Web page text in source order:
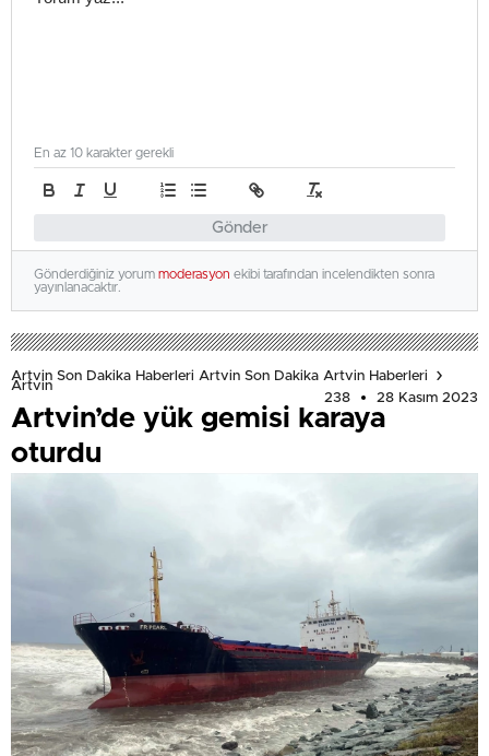
Gönder
En az 10 karakter gerekli
Gönderdiğiniz yorum moderasyon ekibi tarafından incelendikten sonra
yayınlanacaktır.
Artvin Son Dakika Haberleri Artvin Son Dakika Artvin Haberleri
Artvin
238
28 Kasım 2023
Artvin’de yük gemisi karaya
oturdu